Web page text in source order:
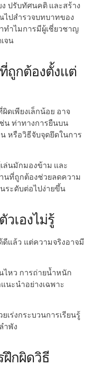
ปรับทัศนคติ และสร้าง
ปสำรวจบทบาทของ
ทำไมการมีผู้เชี่ยวชาญ
จน
ถูกต้องตั้งแต่
ดเพียงเล็กน้อย อาจ
น ท่าทางการยืนบน
หรือวิธีจับจุดยึดในการ
ล่นมักมองข้าม และ
นที่ถูกต้องช่วยลดความ
ระดับต่อไปง่ายขึ้น
เองไม่รู้
ดีแล้ว แต่ความจริงอาจมี
ไหว การถ่ายน้ำหนัก
นะนำอย่างเฉพาะ
เร่งกระบวนการเรียนรู้
ำพัง
ฝึกผิดวิธี